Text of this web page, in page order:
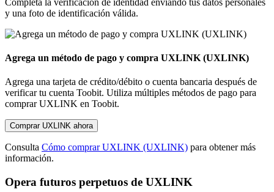
y una foto de identificación válida.
Agrega un método de pago y compra UXLINK (UXLINK)
Agrega una tarjeta de crédito/débito o cuenta bancaria después de
verificar tu cuenta Toobit. Utiliza múltiples métodos de pago para
comprar UXLINK en Toobit.
Comprar UXLINK ahora
Consulta Cómo comprar UXLINK (UXLINK) para obtener más
información.
Opera futuros perpetuos de UXLINK